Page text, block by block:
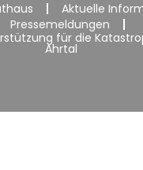
Aktuelle
Pressemeldungen
für die
Ahrtal